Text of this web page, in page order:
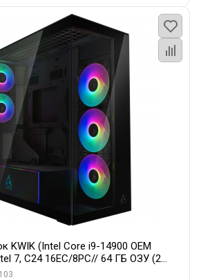
KWIK (Intel Core i9-14900 OEM
7, C24 16EC/8PC// 64 ГБ ОЗУ (2
24GB GDDR6X 384-Bit 3xDP